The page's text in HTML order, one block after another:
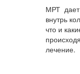
МРТ дает
внутрь
что и
лечение.